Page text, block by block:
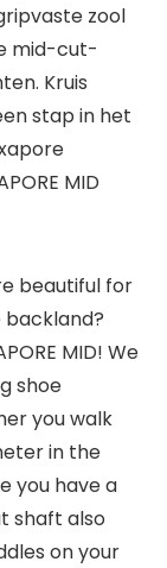
zool
mid-cut-
Kruis
stap in het
MID
beautiful for
MID! We
shoe
you walk
in the
you have a
shaft also
on your